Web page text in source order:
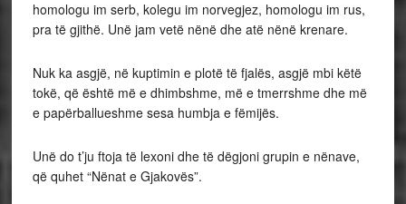
homologu im serb, kolegu im norvegjez, homologu im rus,
pra të gjithë. Unë jam vetë nënë dhe atë nënë krenare.
Nuk ka asgjë, në kuptimin e plotë të fjalës, asgjë mbi këtë
tokë, që është më e dhimbshme, më e tmerrshme dhe më
e papërballueshme sesa humbja e fëmijës.
Unë do t’ju ftoja të lexoni dhe të dëgjoni grupin e nënave,
që quhet “Nënat e Gjakovës”.